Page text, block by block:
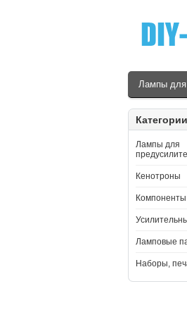
Лампы для
Категории
Лампы для
Кенотроны
Компоненты
Ламповые
Наборы,